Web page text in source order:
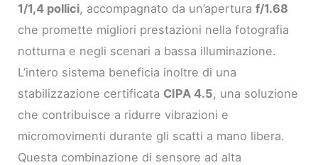
1/1,4 pollici, accompagnato da un’aperturaf/1.68
che promette migliori prestazioni nella fotografia
notturna e negli scenari a bassa illuminazione.
L’intero sistema beneficia inoltre di una
stabilizzazione certificata CIPA 4.5, una soluzione
che contribuisce a ridurre vibrazioni e
micromovimenti durante gli scatti a mano libera.
Questa combinazione di sensore ad alta